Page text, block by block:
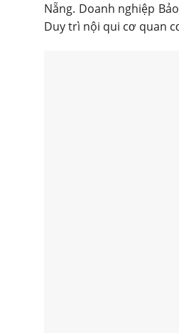
Nẵng. Doanh nghiệp
Duy trì nội qui cơ quan